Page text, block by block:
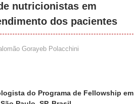
nutricionistas em
dos pacientes
Gorayeb Polacchini
do Programa de Fellowship em